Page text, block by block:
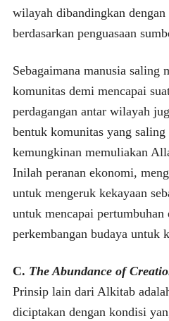
wilayah dibandingkan dengan
berdasarkan penguasaan
Sebagaimana manusia saling
komunitas demi mencapai
perdagangan antar wilayah
bentuk komunitas yang
kemungkinan memuliakan
Inilah peranan ekonomi,
untuk mengeruk kekayaan
untuk mencapai
perkembangan budaya untuk
C. The Abundance of
Prinsip lain dari Alkitab
diciptakan dengan kondisi